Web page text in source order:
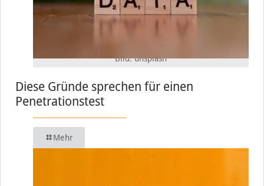
Bild: unsplash
Diese Gründe sprechen für einen
Penetrationstest
Mehr